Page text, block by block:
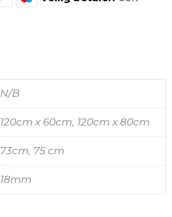
N/B
120cm x 60cm, 120cm x 80cm
73cm, 75 cm
18mm